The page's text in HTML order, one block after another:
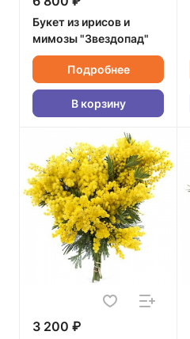
Букет из ирисов и
мимозы "Звездопад"
Подробнее
В корзину
3 200 ₽